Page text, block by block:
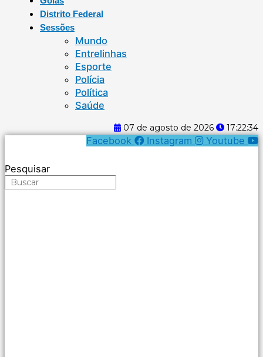
Distrito Federal
Sessões
Mundo
Entrelinhas
Esporte
Polícia
Política
Saúde
07 de agosto de 2026 17:22:34
Facebook Instagram Youtube
Pesquisar